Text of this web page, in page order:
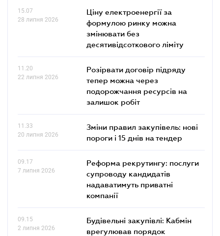
15.07
28 липня 2026
Ціну електроенергії за
формулою ринку можна
змінювати без
десятивідсоткового ліміту
11.20
22 липня 2026
Розірвати договір підряду
тепер можна через
подорожчання ресурсів на
залишок робіт
11.33
20 липня 2026
Зміни правил закупівель: нові
пороги і 15 днів на тендер
09.17
7 липня 2026
Реформа рекрутингу: послуги
супроводу кандидатів
надаватимуть приватні
компанії
09.15
2 липня 2026
Будівельні закупівлі: Кабмін
врегулював порядок